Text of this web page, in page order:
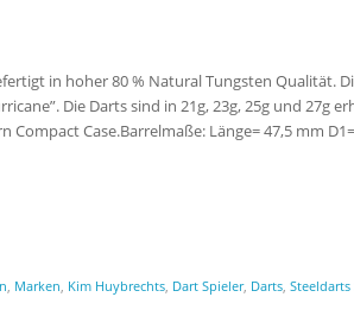
in hoher 80 % Natural Tungsten Qualität.
Die Darts sind in 21g, 23g, 25g und 27g
Case.Barrelmaße: Länge= 47,5 mm
, Marken, Kim Huybrechts, Dart Spieler, Darts,Steeldarts